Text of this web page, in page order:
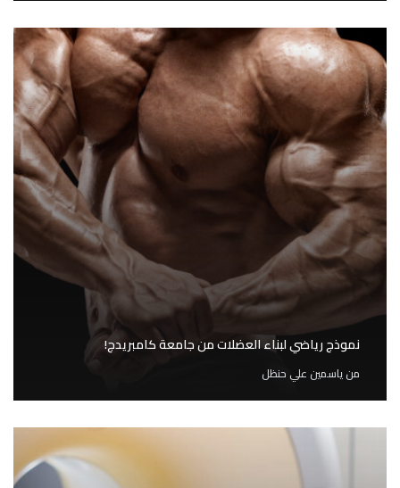
نموذج رياضي لبناء العضلات من جامعة كامبريدج!
منياسمين علي حنظل